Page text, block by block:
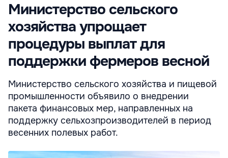
Министерство сельского
хозяйства упрощает
процедуры выплат для
поддержки фермеров весной
Министерство сельского хозяйства и пищевой
промышленности объявило о внедрении
пакета финансовых мер, направленных на
поддержку сельхозпроизводителей в период
весенних полевых работ.